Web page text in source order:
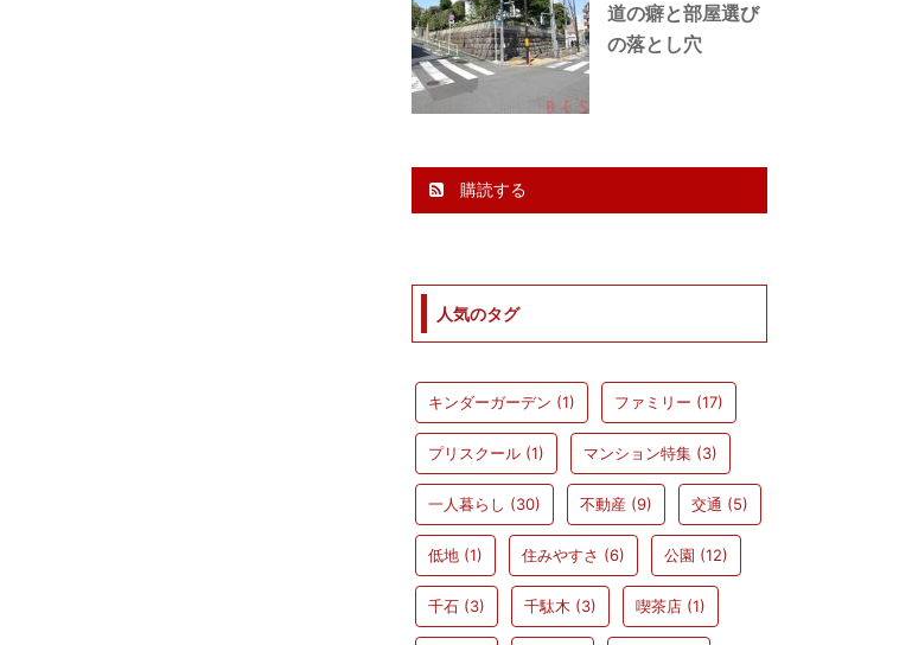
道の癖と部屋選び
の落とし穴
購読する
人気のタグ
キンダーガーデン (1) ファミリー (17)
プリスクール (1) マンション特集 (3)
一人暮らし (30) 不動産 (9) 交通 (5)
低地 (1) 住みやすさ (6) 公園 (12)
千石 (3) 千駄木 (3) 喫茶店 (1)